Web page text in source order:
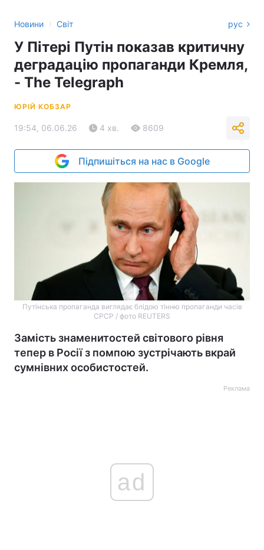
Новини › Світ рус
У Пітері Путін показав критичну
деградацію пропаганди Кремля,
- The Telegraph
ЮРІЙ КОБЗАР
19:54, 06.06.26 4 хв. 8609
Підпишіться на нас в Google
Путінська пропаганда виглядає блідою тінню пропаганди часів
СРСР / фото REUTERS
Замість знаменитостей світового рівня
тепер в Росії з помпою зустрічають вкрай
сумнівних особистостей.
Реклама
ad